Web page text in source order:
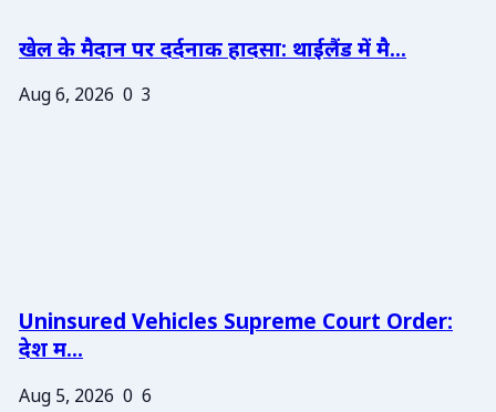
खेल के मैदान पर दर्दनाक हादसा: थाईलैंड में मै...
Aug 6, 2026 0 3
Uninsured Vehicles Supreme Court Order:
देश म...
Aug 5, 2026 0 6